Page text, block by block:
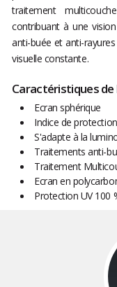
traitement
contribuant à une
anti-buée et anti-
visuelle constante.
Caractéristiques
Ecran sphérique
Indice de
S'adapte à la
Traitements anti-
Traitement
Ecran en
Protection UV 100